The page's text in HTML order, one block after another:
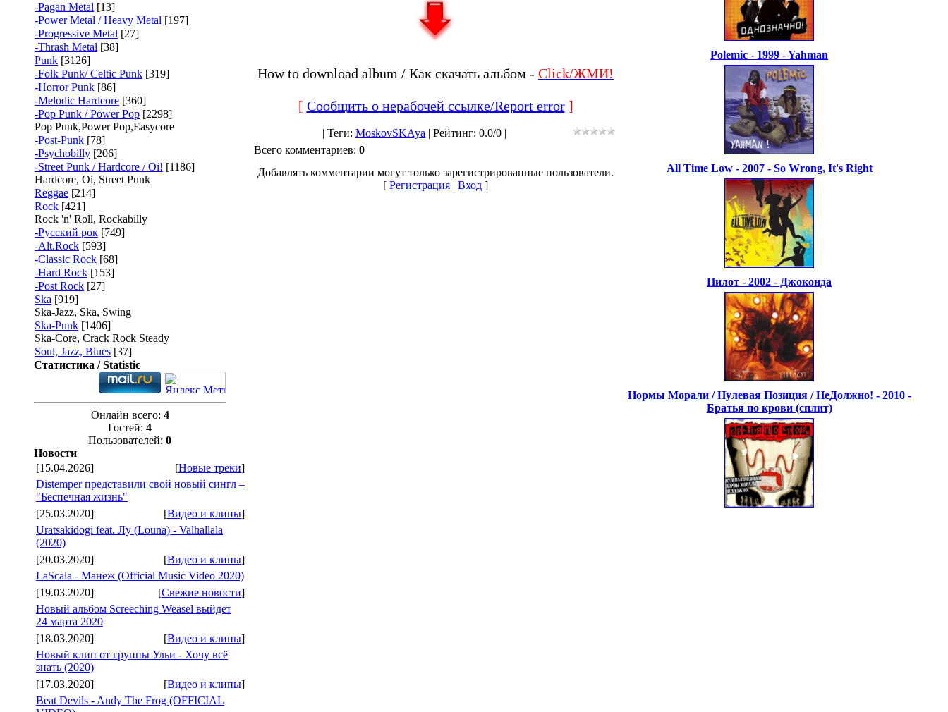
-Pagan Metal [13]
-Power Metal / Heavy Metal [197]
-Progressive Metal [27]
-Thrash Metal [38]
Punk [3126]
-Folk Punk/ Celtic Punk [319]
-Horror Punk [86]
-Melodic Hardcore [360]
-Pop Punk / Power Pop [2298]
Pop Punk,Power Pop,Easycore
-Post-Punk [78]
-Psychobilly [206]
-Street Punk / Hardcore / Oi! [1186]
Hardcore, Oi, Street Punk
Reggae [214]
Rock [421]
Rock 'n' Roll, Rockabilly
-Русский рок [749]
-Alt.Rock [593]
-Classic Rock [68]
-Hard Rock [153]
-Post Rock [27]
Ska [919]
Ska-Jazz, Ska, Swing
Ska-Punk [1406]
Ska-Core, Crack Rock Steady
Soul, Jazz, Blues [37]
Статистика / Statistic
Онлайн всего: 4
Гостей: 4
Пользователей: 0
Новости
[15.04.2026]
[Новые треки]
Distemper представили свой новый сингл –
"Беспечная жизнь"
[25.03.2020]
[Видео и клипы]
Uratsakidogi feat. Лу (Louna) - Valhallala
(2020)
[20.03.2020]
[Видео и клипы]
LaScala - Манеж (Official Music Video 2020)
[19.03.2020]
[Свежие новости]
Новый альбом Screeching Weasel выйдет
24 марта 2020
[18.03.2020]
[Видео и клипы]
Новый клип от группы Ульи - Хочу всё
знать (2020)
[17.03.2020]
[Видео и клипы]
Beat Devils - Andy The Frog (OFFICIAL
How to download album / Как скачать альбом - Click/ЖМИ!
[ Сообщить о нерабочей ссылке/Report error]
| Теги: MoskovSKAya | Рейтинг: 0.0/0 |
Всего комментариев: 0
Добавлять комментарии могут только зарегистрированные пользователи.
[ Регистрация | Вход ]
Polemic - 1999 - Yahman
All Time Low - 2007 - So Wrong, It's Right
Пилот - 2002 - Джоконда
Нормы Морали / Нулевая Позиция / НеДолжно! - 2010 -
Братья по крови (сплит)